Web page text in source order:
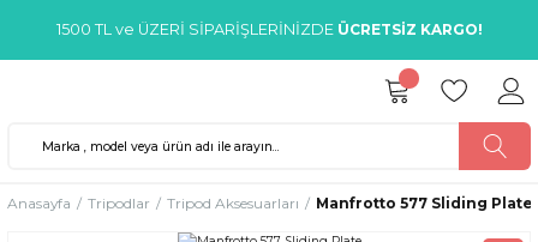
1500 TL ve ÜZERİ SİPARİŞLERİNİZDE ÜCRETSİZ KARGO!
Anasayfa Tripodlar Tripod Aksesuarları Manfrotto 577 Sliding Plate